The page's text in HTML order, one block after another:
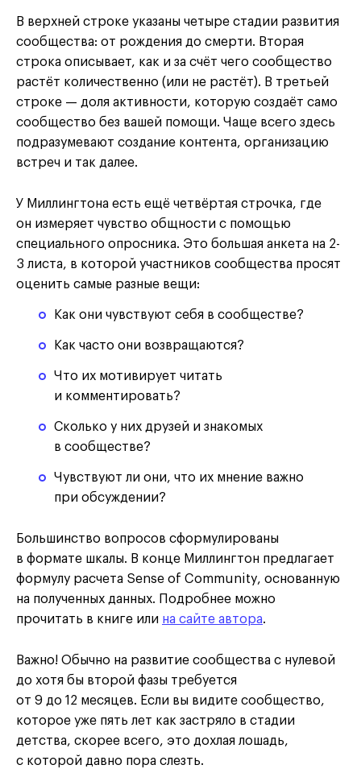
В верхней строке указаны четыре стадии развития
сообщества: от рождения до смерти. Вторая
строка описывает, как и за счёт чего сообщество
растёт количественно (или не растёт). В третьей
строке — доля активности, которую создаёт само
сообщество без вашей помощи. Чаще всего здесь
подразумевают создание контента, организацию
встреч и так далее.
У Миллингтона есть ещё четвёртая строчка, где
он измеряет чувство общности с помощью
специального опросника. Это большая анкета на 2-
3 листа, в которой участников сообщества просят
оценить самые разные вещи:
Как они чувствуют себя в сообществе?
Как часто они возвращаются?
Что их мотивирует читать
и комментировать?
Сколько у них друзей и знакомых
в сообществе?
Чувствуют ли они, что их мнение важно
при обсуждении?
Большинство вопросов сформулированы
в формате шкалы. В конце Миллингтон предлагает
формулу расчета Sense of Community, основанную
на полученных данных. Подробнее можно
прочитать в книге или на сайте автора.
Важно! Обычно на развитие сообщества с нулевой
до хотя бы второй фазы требуется
от 9 до 12 месяцев. Если вы видите сообщество,
которое уже пять лет как застряло в стадии
детства, скорее всего, это дохлая лошадь,
с которой давно пора слезть.